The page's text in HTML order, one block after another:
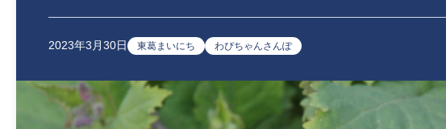
2023年3月30日 東葛まいにち わぴちゃんさんぽ